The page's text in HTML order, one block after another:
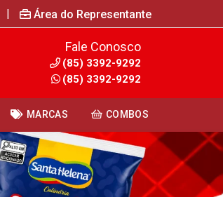
| Área do Representante
Fale Conosco
(85) 3392-9292
(85) 3392-9292
MARCAS COMBOS